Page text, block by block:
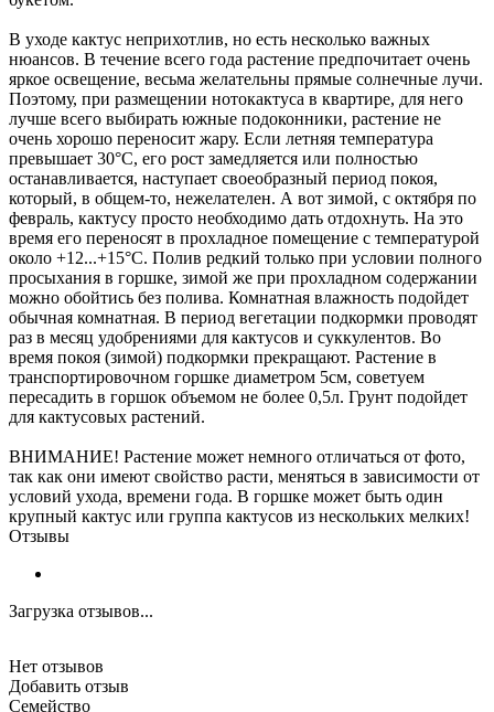
В уходе кактус неприхотлив, но есть несколько важных
нюансов. В течение всего года растение предпочитает очень
яркое освещение, весьма желательны прямые солнечные лучи.
Поэтому, при размещении нотокактуса в квартире, для него
лучше всего выбирать южные подоконники, растение не
очень хорошо переносит жару. Если летняя температура
превышает 30°C, его рост замедляется или полностью
останавливается, наступает своеобразный период покоя,
который, в общем-то, нежелателен. А вот зимой, с октября по
февраль, кактусу просто необходимо дать отдохнуть. На это
время его переносят в прохладное помещение с температурой
около +12...+15°C. Полив редкий только при условии полного
просыхания в горшке, зимой же при прохладном содержании
можно обойтись без полива. Комнатная влажность подойдет
обычная комнатная. В период вегетации подкормки проводят
раз в месяц удобрениями для кактусов и суккулентов. Во
время покоя (зимой) подкормки прекращают. Растение в
транспортировочном горшке диаметром 5см, советуем
пересадить в горшок объемом не более 0,5л. Грунт подойдет
для кактусовых растений.
ВНИМАНИЕ! Растение может немного отличаться от фото,
так как они имеют свойство расти, меняться в зависимости от
условий ухода, времени года. В горшке может быть один
крупный кактус или группа кактусов из нескольких мелких!
Отзывы
Загрузка отзывов...
Нет отзывов
Добавить отзыв
Семейство